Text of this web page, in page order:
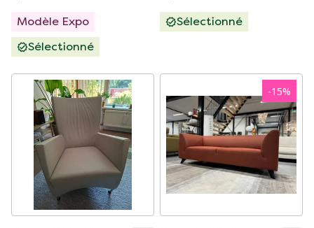
Modèle Expo
Sélectionné
Sélectionné
-15%